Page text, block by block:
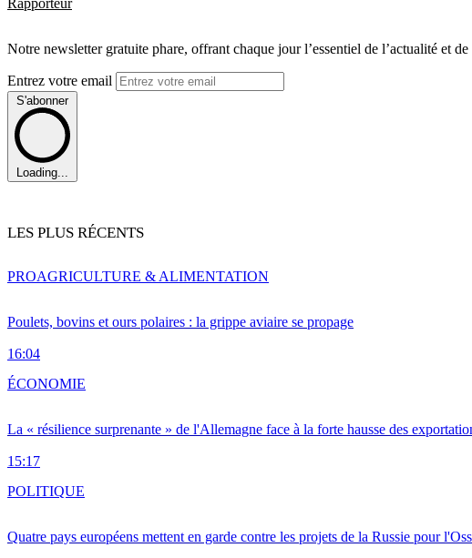
Notre newsletter gratuite phare, offrant chaque jour l’essentiel de l’actualité et
Entrez votre email
S'abonner
Loading...
LES PLUS RÉCENTS
Poulets, bovins et ours polaires : la grippe aviaire se propage
16:04
PROAGRICULTURE & ALIMENTATION
La « résilience surprenante » de l'Allemagne face à la forte hausse des
15:17
ÉCONOMIE
Quatre pays européens mettent en garde contre les projets de la Russie pour
POLITIQUE